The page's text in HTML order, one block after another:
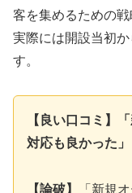
客を集めるための戦
実際には開設当初
す。
【良い口コミ】
対応も良かった」
【論破】
「新規